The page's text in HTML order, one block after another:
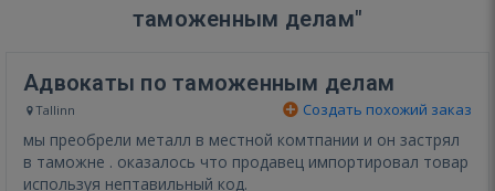
таможенным делам"
Адвокаты по таможенным делам
Tallinn Создать похожий заказ
мы преобрели металл в местной комтпании и он застрял
в таможне . оказалось что продавец импортировал товар
используя нептавильный код.